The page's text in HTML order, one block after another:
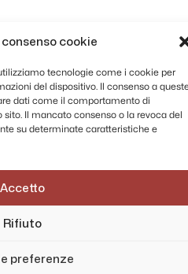
cookie
tecnologie come i cookie per
del dispositivo. Il consenso a
dati come il comportamento di
sito. Il mancato consenso o la revoca del
su determinate caratteristiche e
Accetto
Rifiuto
preferenze